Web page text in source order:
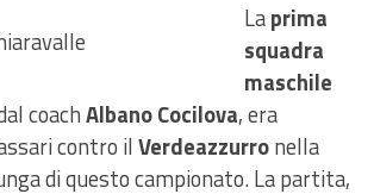
Laprima
squadra
maschile
coachAlbano Cocilova, era
contro ilVerdeazzurronella
di questo campionato. La partita,